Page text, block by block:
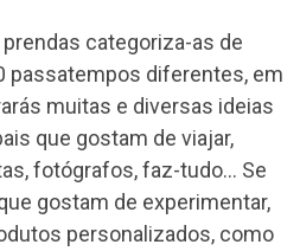
categoriza-as de
passatempos diferentes, em
muitas e diversas ideias
que gostam de viajar,
fotógrafos, faz-tudo... Se
gostam de experimentar,
personalizados, como